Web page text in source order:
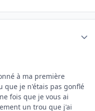
à ma première
que je n'étais pas gonflé
fois que je vous ai
un trou que j'ai